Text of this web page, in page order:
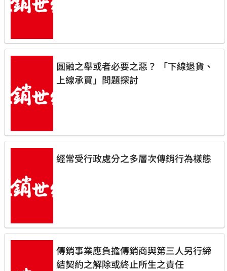
圓融之舉或者必要之惡？ 「下線退貨、
上線承買」問題探討
經常受行政處分之多層次傳銷行為樣態
傳銷事業應負擔傳銷商與第三人另行締
結契約之解除或終止所生之責任